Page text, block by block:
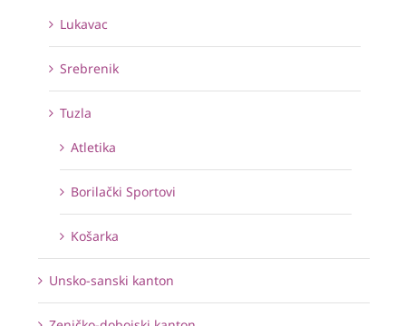
Lukavac
Srebrenik
Tuzla
Atletika
Borilački Sportovi
Košarka
Unsko-sanski kanton